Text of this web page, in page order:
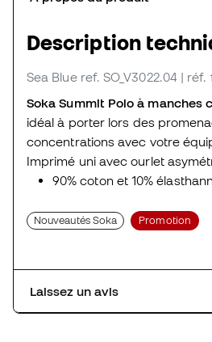
Description
Sea Blue ref. SO_V3022.04 | réf.
Soka Summit Polo à manches
idéal à porter lors des
concentrations avec votre
Imprimé uni avec ourlet
90% coton et 10%
Nouveautés Soka Promotion
Laissez un avis